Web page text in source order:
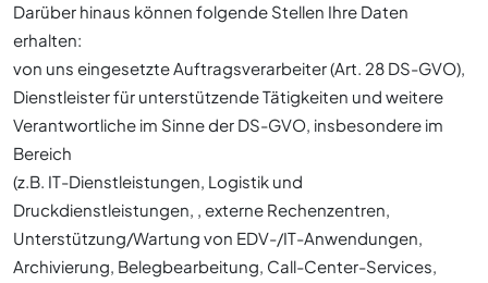
Darüber hinaus können folgende Stellen Ihre Daten
erhalten:
von uns eingesetzte Auftragsverarbeiter (Art. 28 DS-GVO),
Dienstleister für unterstützende Tätigkeiten und weitere
Verantwortliche im Sinne der DS-GVO, insbesondere im
Bereich
(z.B. IT-Dienstleistungen, Logistik und
Druckdienstleistungen, , externe Rechenzentren,
Unterstützung/Wartung von EDV-/IT-Anwendungen,
Archivierung, Belegbearbeitung, Call-Center-Services,